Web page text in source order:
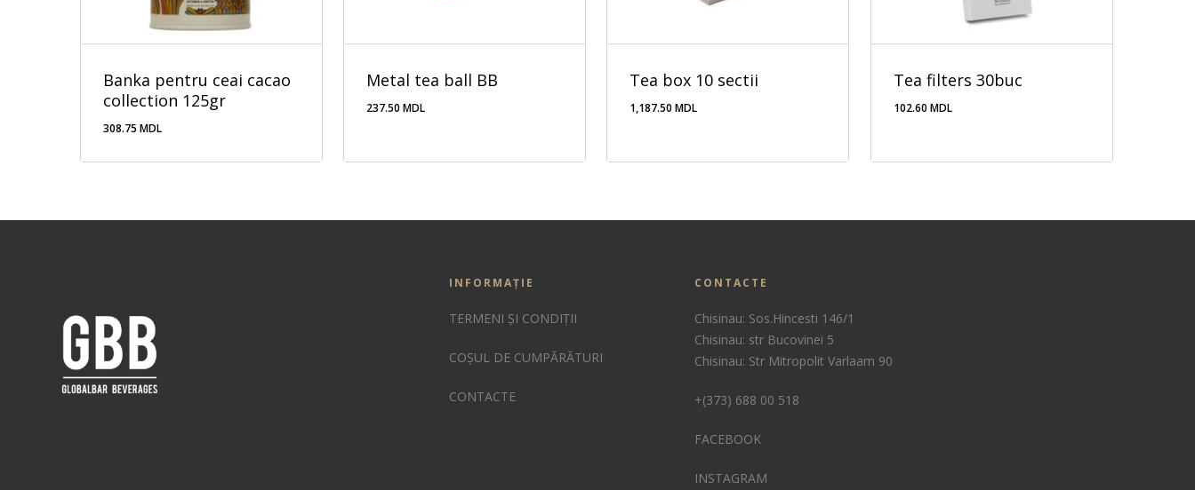
Banka pentru ceai cacao
collection 125gr
308.75 MDL
Metal tea ball BB
237.50MDL
Tea box 10 sectii
1,187.50MDL
Tea filters 30buc
102.60 MDL
INFORMAȚIE
TERMENI ȘI CONDIȚII
COȘUL DE CUMPĂRĂTURI
CONTACTE
CONTACTE
Chisinau: Sos.Hincesti 146/1
Chisinau: str Bucovinei 5
Chisinau: Str Mitropolit Varlaam 90
+(373) 688 00 518
FACEBOOK
INSTAGRAM